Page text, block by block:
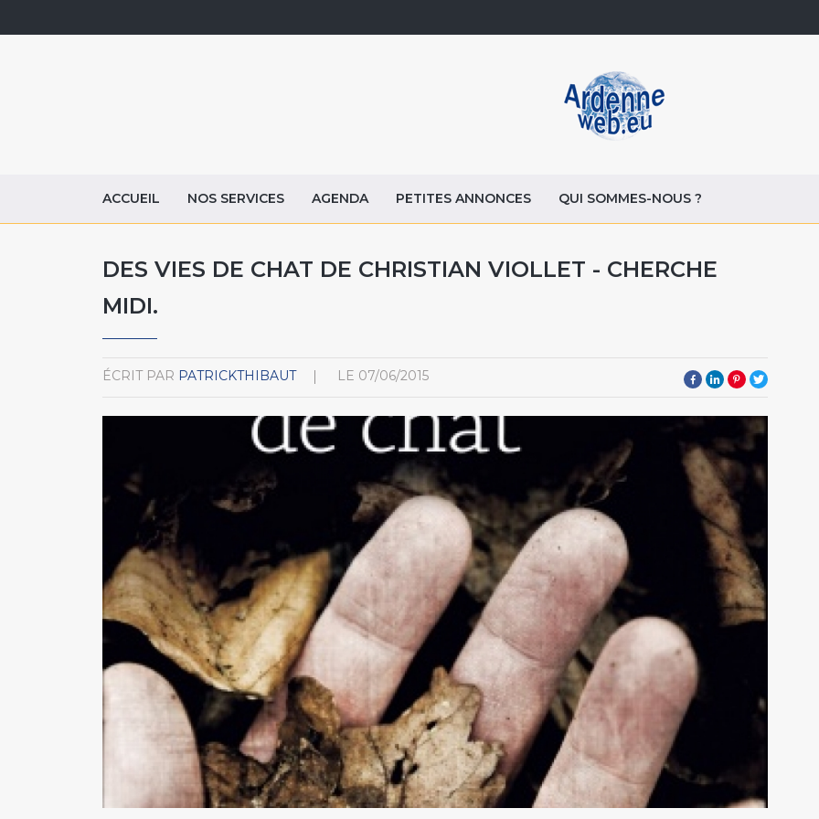
ACCUEIL NOS SERVICES AGENDA PETITES ANNONCES QUI SOMMES-NOUS ?
DES VIES DE CHAT DE CHRISTIAN VIOLLET - CHERCHE
MIDI.
ÉCRIT PAR PATRICKTHIBAUT LE 07/06/2015